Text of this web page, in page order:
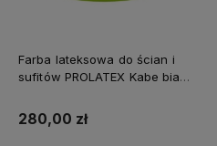
Farba lateksowa do ścian i
sufitów PROLATEX Kabe biała
matowa
280,00 zł